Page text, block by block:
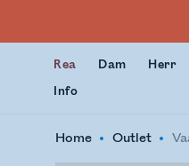
Rea Dam Herr
Info
Home Outlet